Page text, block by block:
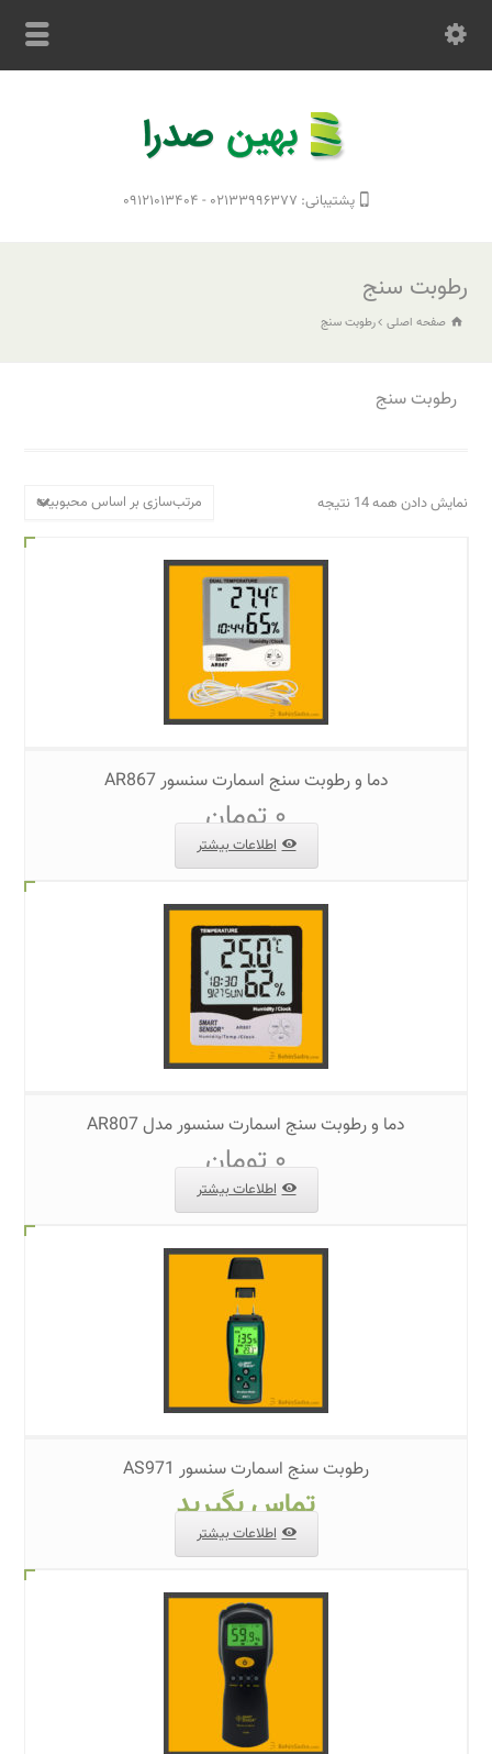
پشتیبانی: ۰۲۱۳۳۹۹۶۳۷۷ - ۰۹۱۲۱۰۱۳۴۰۴
رطوبت سنج
صفحه اصلی رطوبت سنج
رطوبت سنج
نمایش دادن همه 14 نتیجه مرتب‌سازی بر اساس محبوبیت
دما و رطوبت سنج اسمارت سنسور AR867
۰تومان
اطلاعات بیشتر
دما و رطوبت سنج اسمارت سنسور مدل AR807
۰تومان
اطلاعات بیشتر
رطوبت سنج اسمارت سنسور AS971
تماس بگیرید
اطلاعات بیشتر